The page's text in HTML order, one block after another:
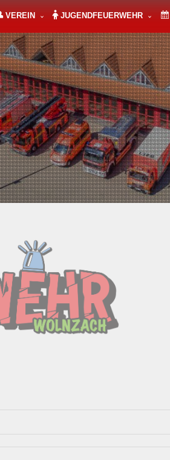
VEREIN JUGENDFEUERWEHR